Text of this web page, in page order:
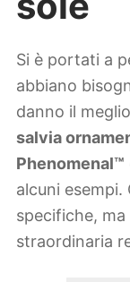
Si è portati a
abbiano
danno il
salvia
Phenomenal™
alcuni
specifiche,
straordinaria